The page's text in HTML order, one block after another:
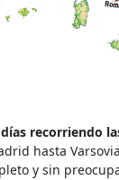
recorriendo
hasta
y sin